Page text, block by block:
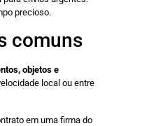
precioso.
comuns
objetos e
local ou entre
em uma firma do